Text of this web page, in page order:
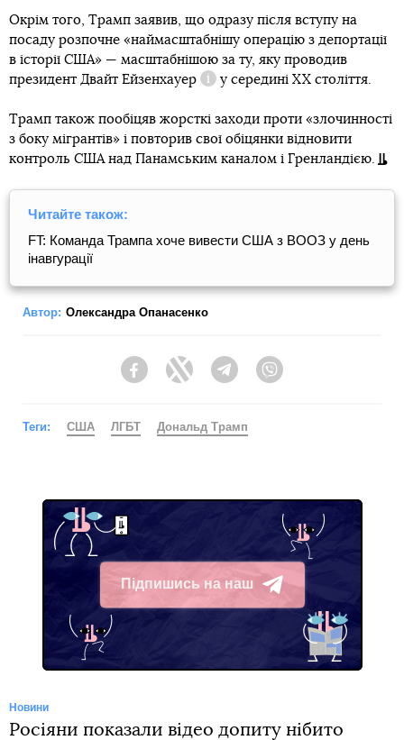
Окрім того, Трамп заявив, що одразу після вступу на
посаду розпочне «наймасштабнішу операцію з депортації
в історії США» — масштабнішою за ту, яку проводив
президент Двайт Ейзенхауер
Довідка
у середині XX століття.
Трамп також пообіцяв жорсткі заходи проти «злочинності
з боку мігрантів» і повторив свої обіцянки відновити
контроль США над Панамським каналом і Гренландією.
Читайте також:
FT: Команда Трампа хоче вивести США з ВООЗ у день
інавгурації
Автор: Олександра Опанасенко
FacebookTwitter Telegram
Теги: США ЛГБТ Дональд Трамп
Підпишись на наш
Telegram
Новини
Росіяни показали відео допиту нібито